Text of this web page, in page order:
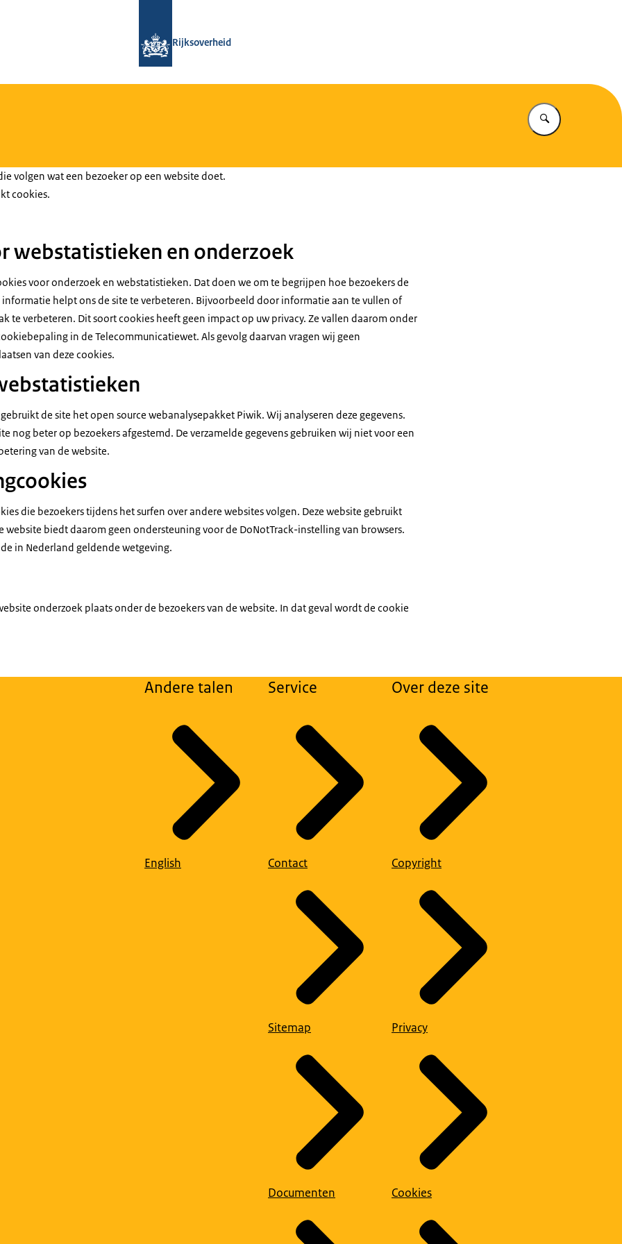
Rijksoverheid
Vul in wat u
volgen wat een bezoeker op een website doet.
cookies.
webstatistieken en onderzoek
voor onderzoek en webstatistieken. Dat doen we om te begrijpen hoe bezoekers de
informatie helpt ons de site te verbeteren. Bijvoorbeeld door informatie aan te vullen of
te verbeteren. Dit soort cookies heeft geen impact op uw privacy. Ze vallen daarom onder
in de Telecommunicatiewet. Als gevolg daarvan vragen wij geen
van deze cookies.
de site het open source webanalysepakket Piwik. Wij analyseren deze gegevens.
nog beter op bezoekers afgestemd. De verzamelde gegevens gebruiken wij niet voor een
van de website.
die bezoekers tijdens het surfen over andere websites volgen. Deze website gebruikt
website biedt daarom geen ondersteuning voor de DoNotTrack-instelling van browsers.
in Nederland geldende wetgeving.
onderzoek plaats onder de bezoekers van de website. In dat geval wordt de cookie
Andere talen
English
Service
Contact
Sitemap
Documenten
Over deze site
Copyright
Privacy
Cookies